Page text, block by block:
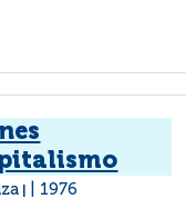
1976